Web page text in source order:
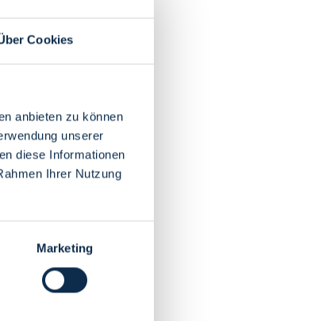
Cookies
anbieten zu können
unserer
diese Informationen
Ihrer Nutzung
Marketing